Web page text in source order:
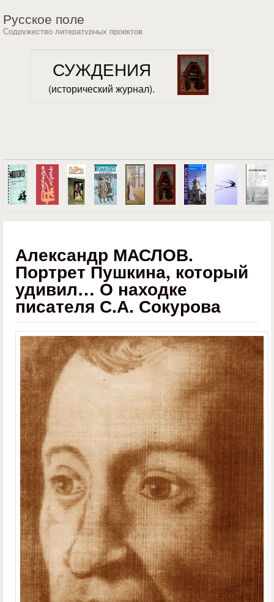
Русское поле
Содружество литературных проектов
СУЖДЕНИЯ
(исторический журнал).
Александр МАСЛОВ.
Портрет Пушкина, который
удивил… О находке
писателя С.А. Сокурова